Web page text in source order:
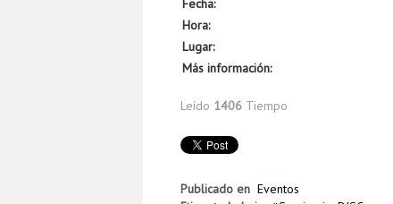
Fecha:
Hora:
Lugar:
Más información:
Leído 1406 Tiempo
Publicado en Eventos